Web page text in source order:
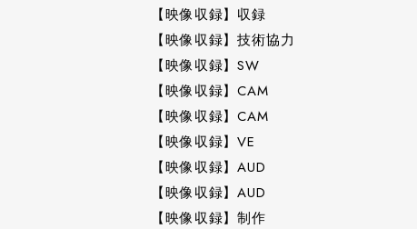
【映像収録】収録
【映像収録】技術協力
【映像収録】SW
【映像収録】CAM
【映像収録】CAM
【映像収録】VE
【映像収録】AUD
【映像収録】AUD
【映像収録】制作